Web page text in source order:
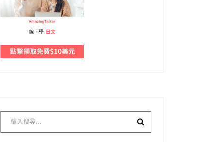
線上學 日文